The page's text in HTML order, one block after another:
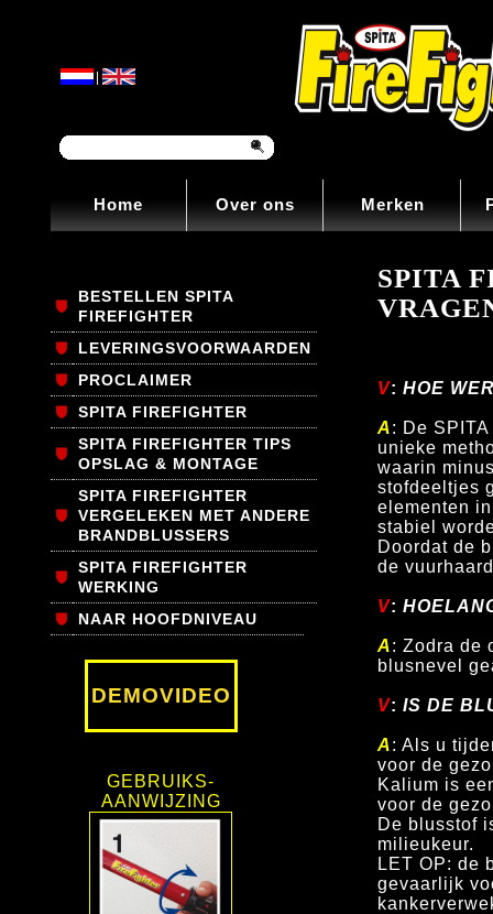
Home Over ons Merken
BESTELLEN SPITA
FIREFIGHTER
LEVERINGSVOORWAARDEN
PROCLAIMER
SPITA FIREFIGHTER
SPITA FIREFIGHTER TIPS
OPSLAG & MONTAGE
SPITA FIREFIGHTER
VERGELEKEN MET ANDERE
BRANDBLUSSERS
SPITA FIREFIGHTER
WERKING
NAAR HOOFDNIVEAU
DEMOVIDEO
GEBRUIKS-
AANWIJZING
SPITA
V: HOE
A: De
unieke
waarin
stofdeeltjes
elementen
stabiel
Doordat de
de
V:
A: Zodra de
blusnevel
V: IS DE
A: Als u
voor de
Kalium is
voor de
De blusstof
milieukeur.
LET OP: de
gevaarlijk